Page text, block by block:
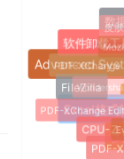
Advanced
Excel格
数
软件卸载
FileZilla
CPU-Z
PDF-
皮肤
PDF-XChange
PDF-XChange